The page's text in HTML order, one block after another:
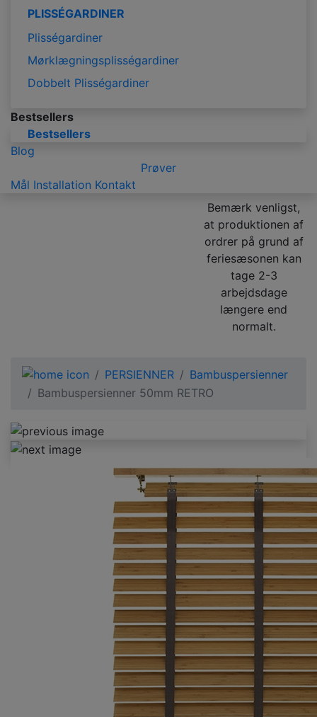
PLISSÉGARDINER
Plisségardiner
Mørklægningsplisségardiner
Dobbelt Plisségardiner
Bestsellers
Bestsellers
Blog
Prøver
Mål Installation Kontakt
Bemærk venligst,
at produktionen af
ordrer på grund af
feriesæsonen kan
tage 2-3
arbejdsdage
længere end
normalt.
PERSIENNER
Bambuspersienner
Bambuspersienner 50mm RETRO